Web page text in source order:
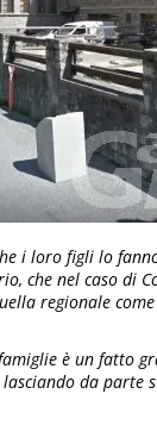
i loro figli lo
che nel caso di
regionale
è un fatto
da parte